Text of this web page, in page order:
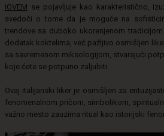
IOVEM se pojavljuje kao karakteristično,
svedoči o tome da je moguće na
trendove sa duboko ukorenjenom
dodatak koktelima, već pažljivo osmišljen
sa savremenom miksologijom, stvarajući
koje ćete se potpuno zaljubiti.
Ovaj italijanski liker je osmišljen za
fenomenalnom pričom, simbolikom,
važno mesto zauzima ritual kao istorijski